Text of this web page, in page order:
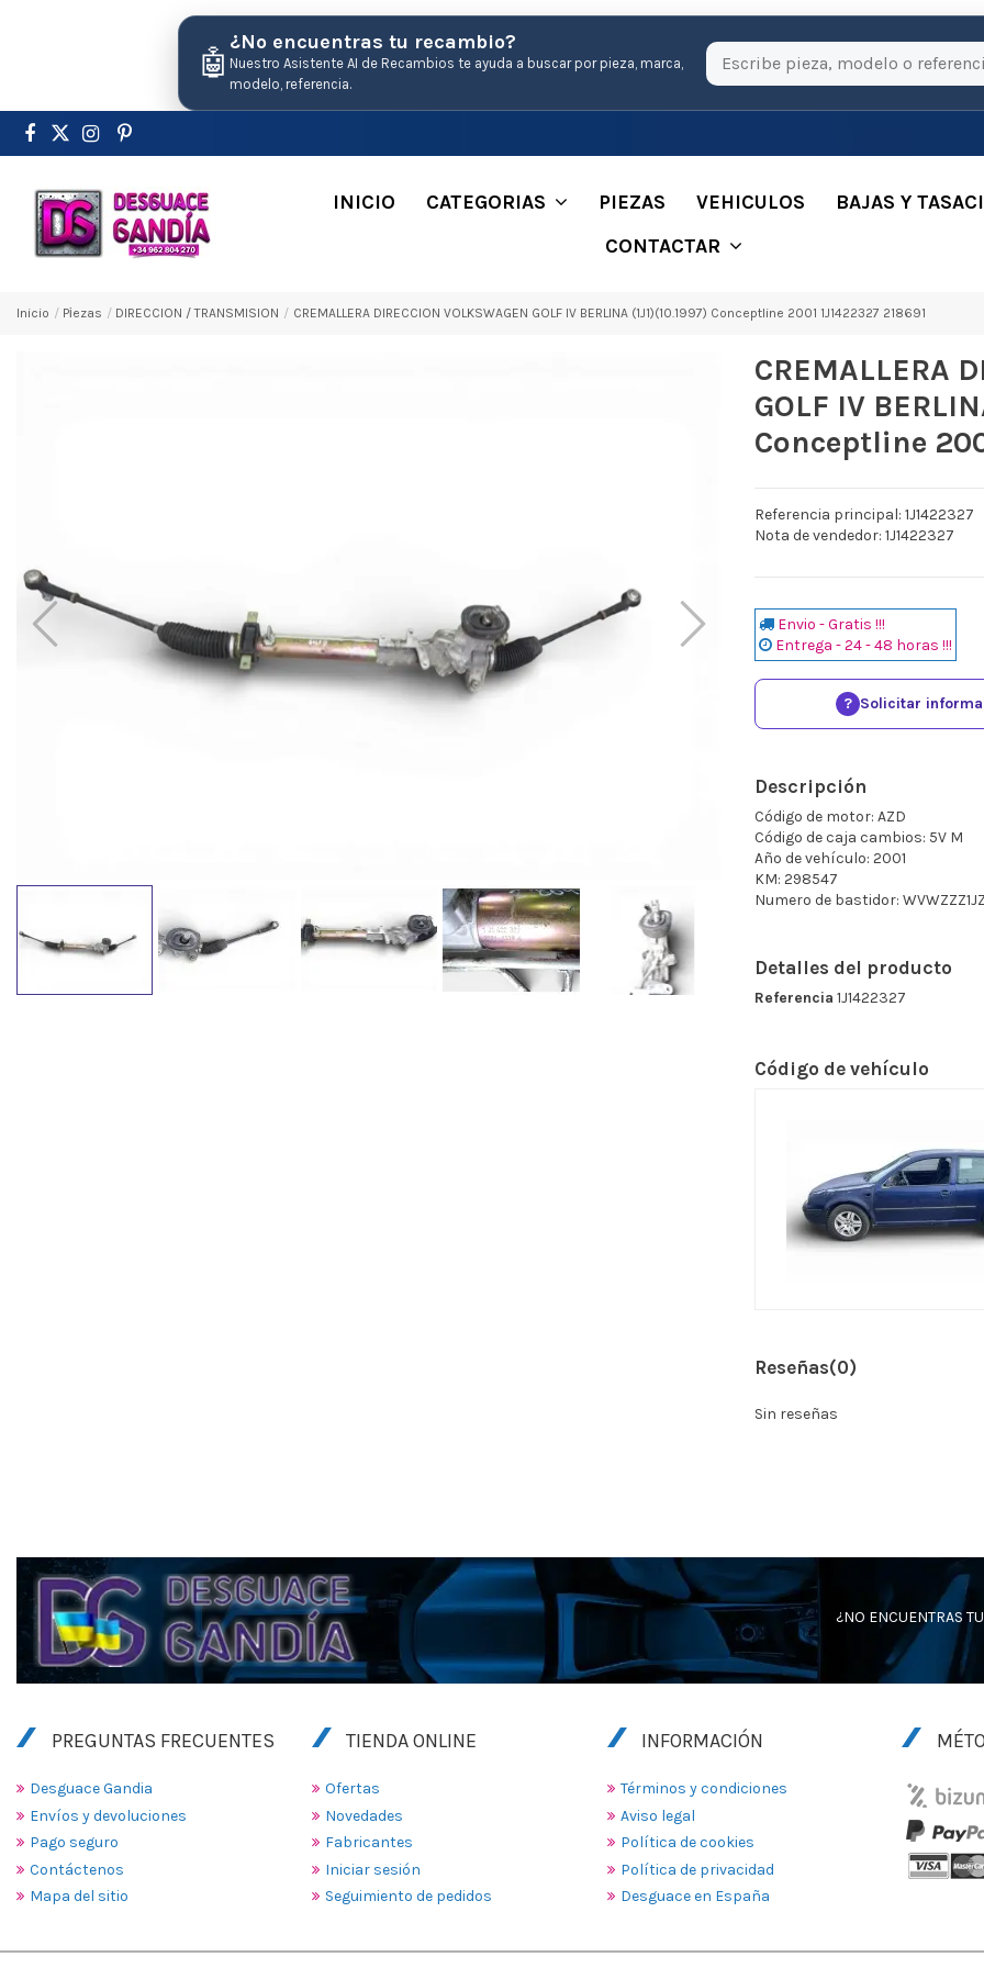
🤖
¿No encuentras tu recambio?
Nuestro Asistente AI de Recambios te ayuda a buscar por pieza, marca,
modelo, referencia.
INICIO CATEGORIAS PIEZAS VEHICULOS
BAJAS Y
CONTACTAR
Inicio Pіezas DIRECCION / TRANSMISION CREMALLERA DIRECCION VOLKSWAGEN GOLF IV BERLINA (1J1)(10.1997) Conceptline 2001 1J1422327 218691
CREMALLERA
GOLF IV
Conceptline
Referencia principal: 1J1422327
Nota de vendedor: 1J1422327
Envio - Gratis !!!
Entrega - 24 - 48 horas !!!
? Solicitar
Descripción
Código de motor: AZD
Código de caja cambios: 5V M
Año de vehículo: 2001
KM: 298547
Numero de bastidor:
Detalles del producto
Referencia 1J1422327
Código de vehículo
Reseñas(0)
Sin reseñas
¿NO ENCUENTRAS
PREGUNTAS FRECUENTES
Desguace Gandia
Envíos y devoluciones
Pago seguro
Contáctenos
Mapa del sitio
TIENDA ONLINE
Ofertas
Novedades
Fabricantes
Iniciar sesión
Seguimiento de pedidos
INFORMACIÓN
Términos y condiciones
Aviso legal
Política de cookies
Política de privacidad
Desguace en España